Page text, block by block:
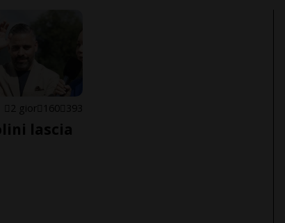
2 gior 160 393
lascia